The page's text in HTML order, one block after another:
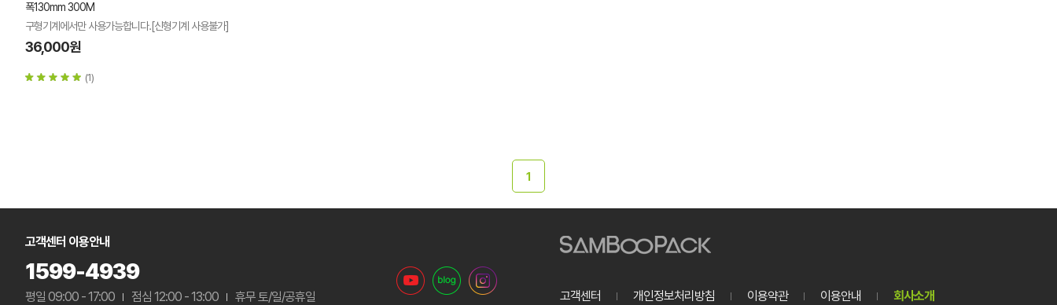
폭130mm 300M
구형기계에서만 사용가능합니다.[신형기계 사용불가]
36,000원
(1)
1
고객센터 이용안내
1599-4939
평일 09:00 - 17:00 점심 12:00 - 13:00 휴무 토/일/공휴일 고객센터 개인정보처리방침 이용약관 이용안내 회사소개